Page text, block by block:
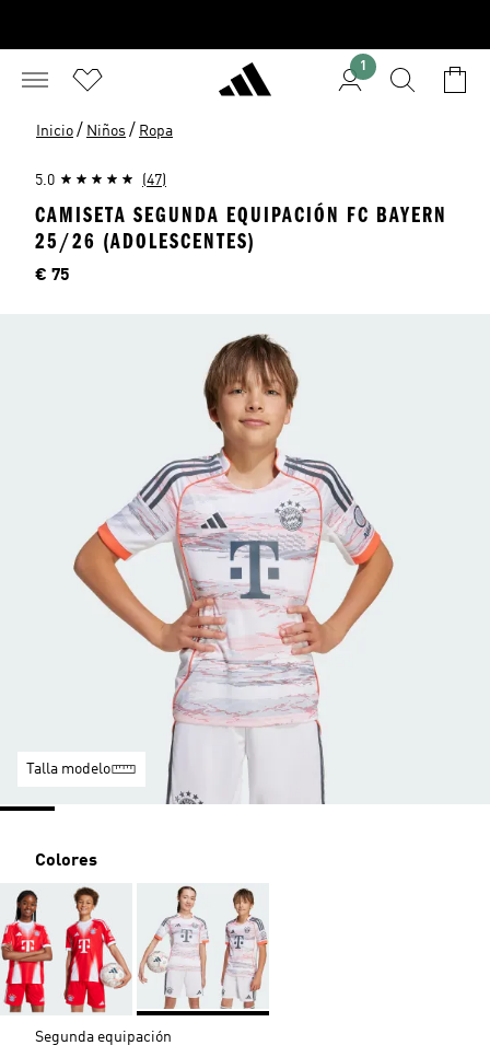
1
Inicio / Niños / Ropa
5.0 (47)
CAMISETA SEGUNDA EQUIPACIÓN FC BAYERN
25/26 (ADOLESCENTES)
Precio
€ 75
Talla modelo
Colores
Segunda equipación